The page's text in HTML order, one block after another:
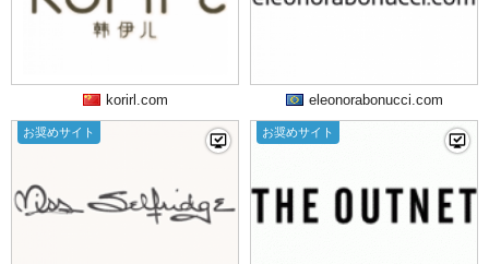
korirl.com eleonorabonucci.com
お奨めサイト お奨めサイト